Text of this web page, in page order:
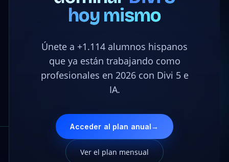
hoy mismo
Únete a +1.114 alumnos hispanos
que ya están trabajando como
profesionales en 2026 con Divi 5 e
IA.
Acceder al plan anual→
Ver el plan mensual